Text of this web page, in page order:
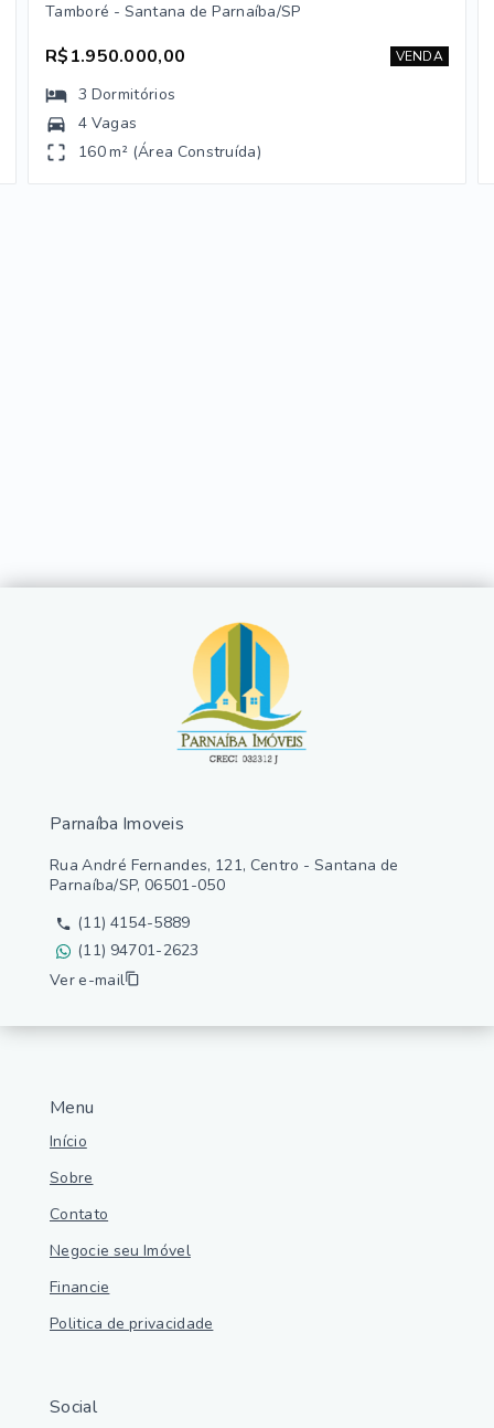
Tamboré - Santana de Parnaíba/SP
R$1.950.000,00 VENDA
3 Dormitórios
4 Vagas
160 m² (Área Construída)
Menu
Início
Sobre
Contato
Negocie seu Imóvel
Financie
Politica de privacidade
Social
Parnaíba Imoveis
Rua André Fernandes, 121, Centro - Santana de
Parnaíba/SP, 06501-050
(11) 4154-5889
(11) 94701-2623
Ver e-mail